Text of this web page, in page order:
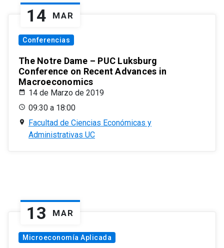
14 MAR
Conferencias
The Notre Dame – PUC Luksburg
Conference on Recent Advances in
Macroeconomics
14 de Marzo de 2019
09:30 a 18:00
Facultad de Ciencias Económicas y
Administrativas UC
13 MAR
Microeconomía Aplicada